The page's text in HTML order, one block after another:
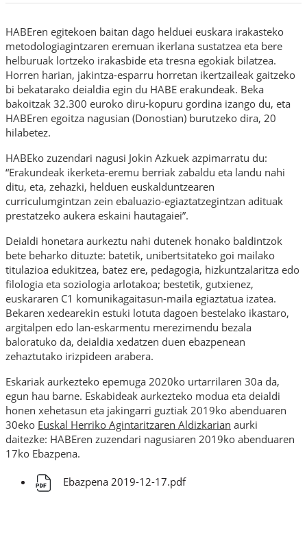
HABEren egitekoen baitan dago helduei euskara irakasteko
metodologiagintzaren eremuan ikerlana sustatzea eta bere
helburuak lortzeko irakasbide eta tresna egokiak bilatzea.
Horren harian, jakintza-esparru horretan ikertzaileak gaitzeko
bi bekatarako deialdia egin du HABE erakundeak. Beka
bakoitzak 32.300 euroko diru-kopuru gordina izango du, eta
HABEren egoitza nagusian (Donostian) burutzeko dira, 20
hilabetez.
HABEko zuzendari nagusi Jokin Azkuek azpimarratu du:
“Erakundeak ikerketa-eremu berriak zabaldu eta landu nahi
ditu, eta, zehazki, helduen euskalduntzearen
curriculumgintzan zein ebaluazio-egiaztatzegintzan adituak
prestatzeko aukera eskaini hautagaiei”.
Deialdi honetara aurkeztu nahi dutenek honako baldintzok
bete beharko dituzte: batetik, unibertsitateko goi mailako
titulazioa edukitzea, batez ere, pedagogia, hizkuntzalaritza edo
filologia eta soziologia arlotakoa; bestetik, gutxienez,
euskararen C1 komunikagaitasun-maila egiaztatua izatea.
Bekaren xedearekin estuki lotuta dagoen bestelako ikastaro,
argitalpen edo lan-eskarmentu merezimendu bezala
baloratuko da, deialdia xedatzen duen ebazpenean
zehaztutako irizpideen arabera.
Eskariak aurkezteko epemuga 2020ko urtarrilaren 30a da,
egun hau barne. Eskabideak aurkezteko modua eta deialdi
honen xehetasun eta jakingarri guztiak 2019ko abenduaren
30eko Euskal Herriko Agintaritzaren Aldizkarian aurki
daitezke: HABEren zuzendari nagusiaren 2019ko abenduaren
17ko Ebazpena.
Ebazpena 2019-12-17.pdf